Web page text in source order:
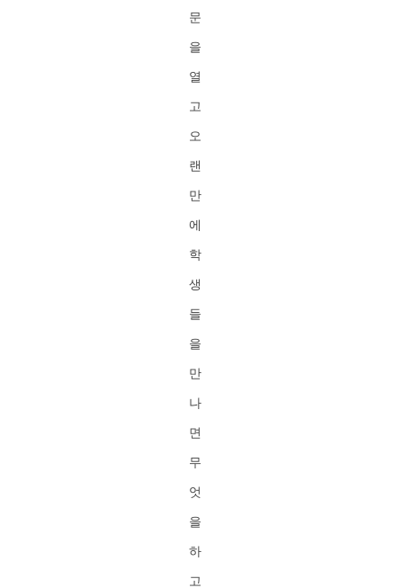
문
을
열
고
오
랜
만
에
학
생
들
을
만
나
면
무
엇
을
하
고